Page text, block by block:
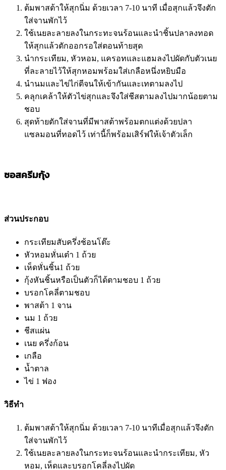
ต้มพาสต้าให้สุกนิ่ม ด้วยเวลา 7-10 นาที เมื่อสุกแล้วจึงตัก
ใส่จานพักไว้
ใช้เนยละลายลงในกระทะจนร้อนและนำชิ้นปลาลงทอด
ให้สุกแล้วตักออกรอใส่ตอนท้ายสุด
นำกระเทียม, หัวหอม, แครอทและแฮมลงไปผัดกับตัวเนย
ที่ละลายไว้ให้สุกหอมพร้อมใส่เกลือหนึ่งหยิบมือ
นำนมและไข่ไก่ตีจนให้เข้ากันและเทตามลงไป
คลุกเคล้าให้ตัวไข่สุกและจึงใส่ชีสตามลงไปมากน้อยตาม
ชอบ
สุดท้ายตักใส่จานที่มีพาสต้าพร้อมตกแต่งด้วยปลา
แซลมอนที่ทอดไว้ เท่านี้ก็พร้อมเสิร์ฟให้เจ้าตัวเล็ก
ซอสครีมกุ้ง
ส่วนประกอบ
กระเทียมสับครึ่งช้อนโต๊ะ
หัวหอมหั่นเต๋า 1 ถ้วย
เห็ดหั่นชิ้น1 ถ้วย
กุ้งหันชิ้นหรือเป็นตัวก็ได้ตามชอบ 1 ถ้วย
บรอกโคลี่ตามชอบ
พาสต้า 1 จาน
นม 1 ถ้วย
ชีสแผ่น
เนย ครึ่งก้อน
เกลือ
น้ำตาล
ไข่ 1 ฟอง
วิธีทำ
ต้มพาสต้าให้สุกนิ่ม ด้วยเวลา 7-10 นาทีเมื่อสุกแล้วจึงตัก
ใส่จานพักไว้
ใช้เนยละลายลงในกระทะจนร้อนและนำกระเทียม, หัว
หอม, เห็ดและบรอกโคลี่ลงไปผัด